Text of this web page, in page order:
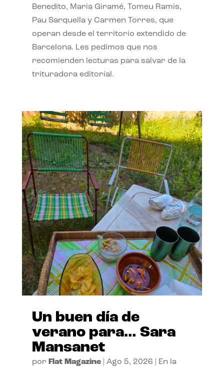
Benedito, Maria Giramé, Tomeu Ramis,
Pau Sarquella y Carmen Torres, que
operan desde el territorio extendido de
Barcelona. Les pedimos que nos
recomienden lecturas para salvar de la
trituradora editorial.
Un buen día de
verano para… Sara
Mansanet
por Flat Magazine| Ago 5, 2026
En la